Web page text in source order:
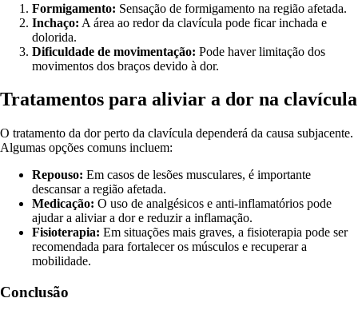
Formigamento: Sensação de formigamento na região afetada.
Inchaço: A área ao redor da clavícula pode ficar inchada e
dolorida.
Dificuldade de movimentação: Pode haver limitação dos
movimentos dos braços devido à dor.
Tratamentos para aliviar a dor na clavícula
O tratamento da dor perto da clavícula dependerá da causa subjacente.
Algumas opções comuns incluem:
Repouso: Em casos de lesões musculares, é importante
descansar a região afetada.
Medicação: O uso de analgésicos e anti-inflamatórios pode
ajudar a aliviar a dor e reduzir a inflamação.
Fisioterapia: Em situações mais graves, a fisioterapia pode ser
recomendada para fortalecer os músculos e recuperar a
mobilidade.
Conclusão